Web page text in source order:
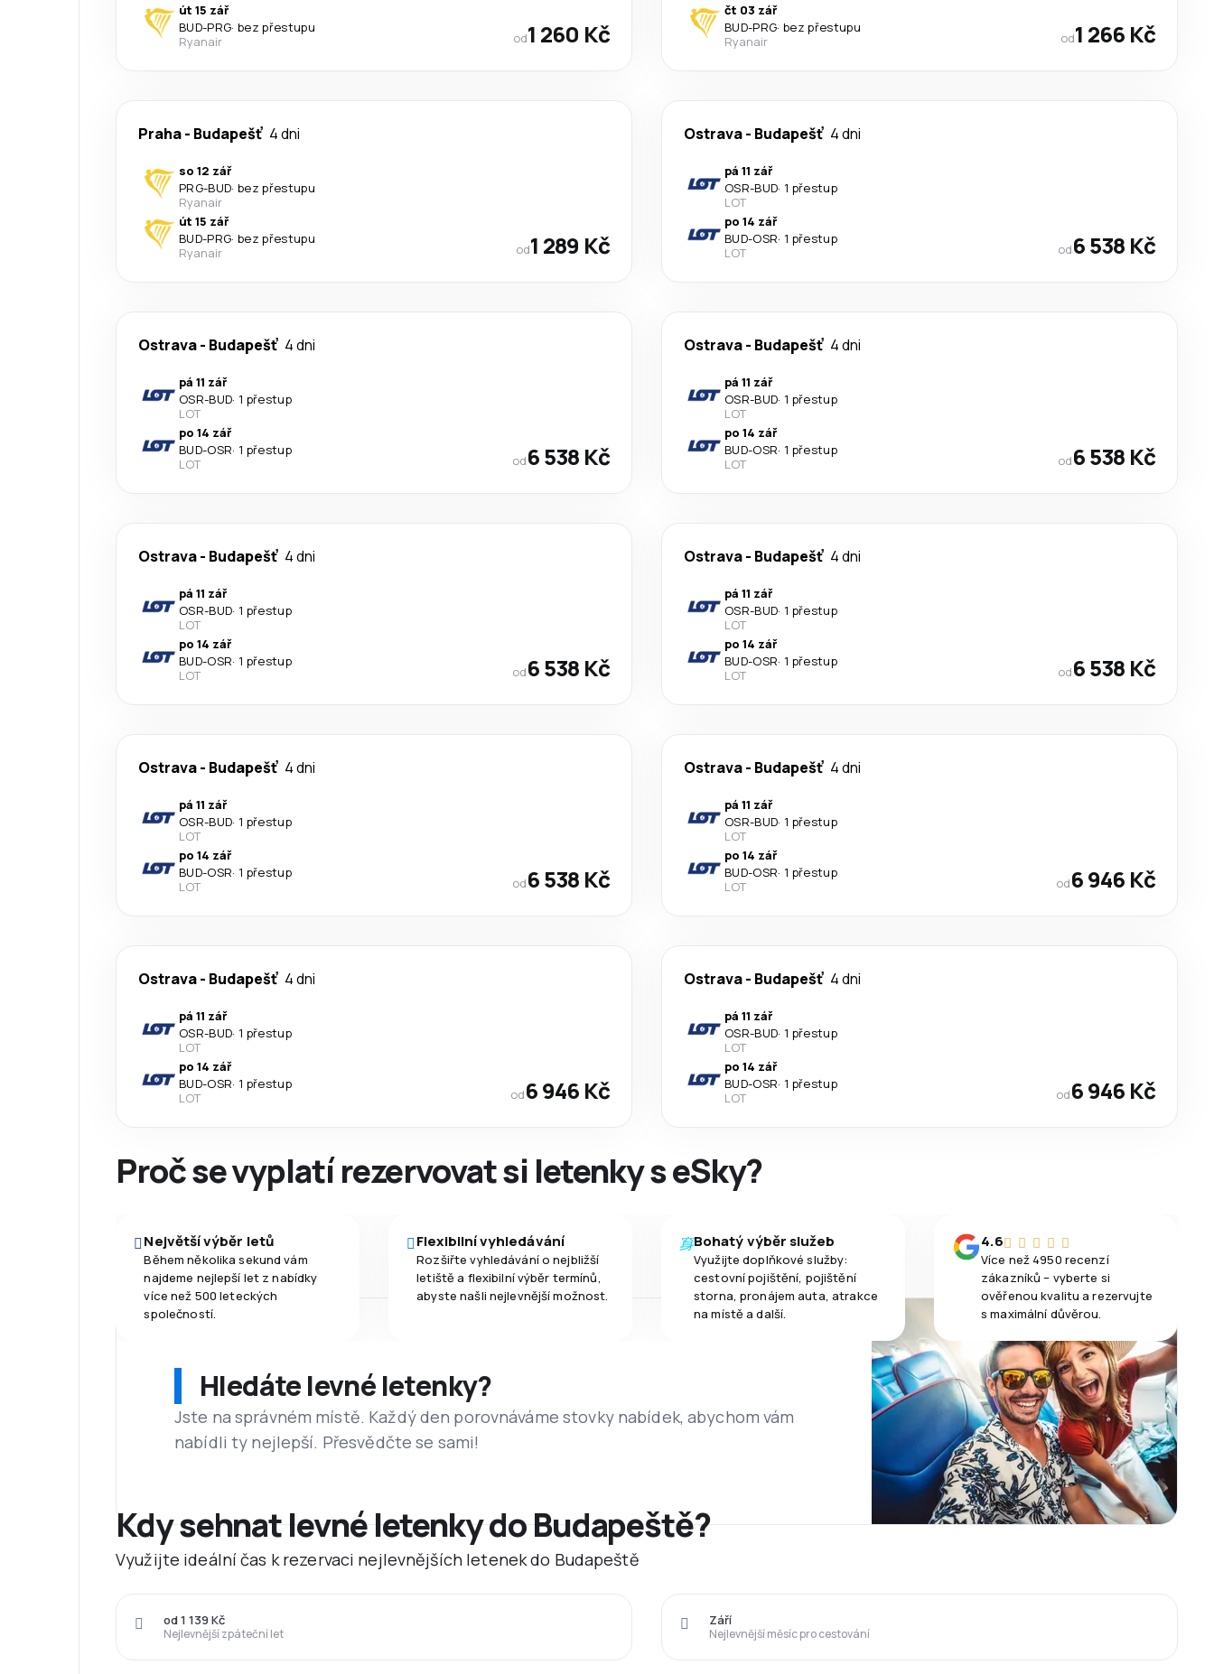
út 15 zář
BUD-PRG· bez přestupu
Ryanair
od1 260 Kč
čt 03 zář
BUD-PRG· bez přestupu
Ryanair
od1 266 Kč
Praha- Budapešť 4 dni
so 12 zář
PRG-BUD· bez přestupu
Ryanair
út 15 zář
BUD-PRG· bez přestupu
Ryanair
od1 289 Kč
Ostrava- Budapešť 4 dni
pá 11 zář
OSR-BUD· 1 přestup
LOT
po 14 zář
BUD-OSR· 1 přestup
LOT
od6 538 Kč
Ostrava- Budapešť 4 dni
pá 11 zář
OSR-BUD· 1 přestup
LOT
po 14 zář
BUD-OSR· 1 přestup
LOT
od6 538 Kč
Ostrava- Budapešť 4 dni
pá 11 zář
OSR-BUD· 1 přestup
LOT
po 14 zář
BUD-OSR· 1 přestup
LOT
od6 538 Kč
Ostrava- Budapešť 4 dni
pá 11 zář
OSR-BUD· 1 přestup
LOT
po 14 zář
BUD-OSR· 1 přestup
LOT
od6 538 Kč
Ostrava- Budapešť 4 dni
pá 11 zář
OSR-BUD· 1 přestup
LOT
po 14 zář
BUD-OSR· 1 přestup
LOT
od6 538 Kč
Ostrava- Budapešť 4 dni
pá 11 zář
OSR-BUD· 1 přestup
LOT
po 14 zář
BUD-OSR· 1 přestup
LOT
od6 538 Kč
Ostrava- Budapešť 4 dni
pá 11 zář
OSR-BUD· 1 přestup
LOT
po 14 zář
BUD-OSR· 1 přestup
LOT
od6 946 Kč
Ostrava- Budapešť 4 dni
pá 11 zář
OSR-BUD· 1 přestup
LOT
po 14 zář
BUD-OSR· 1 přestup
LOT
od6 946 Kč
Ostrava- Budapešť 4 dni
pá 11 zář
OSR-BUD· 1 přestup
LOT
po 14 zář
BUD-OSR· 1 přestup
LOT
od6 946 Kč
Proč se vyplatí rezervovat si letenky s eSky?
Největší výběr letů
Během několika sekund vám
najdeme nejlepší let z nabídky
více než 500 leteckých
společností.
Flexibilní vyhledávání
Rozšiřte vyhledávání o nejbližší
letiště a flexibilní výběr termínů,
abyste našli nejlevnější možnost.
Bohatý výběr služeb
Využijte doplňkové služby:
cestovní pojištění, pojištění
storna, pronájem auta, atrakce
na místě a další.
4.6
Více než 4950 recenzí
zákazníků – vyberte si
ověřenou kvalitu a rezervujte
s maximální důvěrou.
Hledáte levné letenky?
Jste na správném místě. Každý den porovnáváme stovky nabídek, abychom vám
nabídli ty nejlepší. Přesvědčte se sami!
Kdy sehnat levné letenky do Budapeště?
Využijte ideální čas k rezervaci nejlevnějších letenek do Budapeště
Nejlevnější zpáteční let
od 1 139 Kč
Nejlevnější měsíc pro cestování
Září